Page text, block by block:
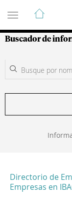
Guía de
Buscador de
Directorio de
Empresas en